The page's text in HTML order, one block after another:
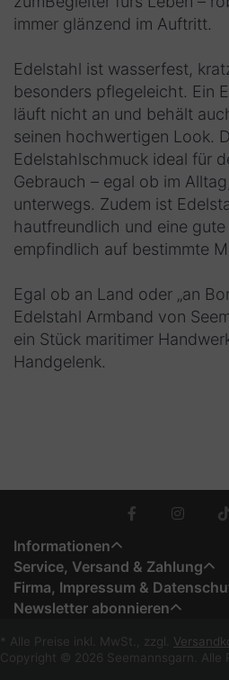
immer glänzend im Auftritt.
Edelstahl ist wasserfest,
besonders pflegeleicht. Ein
läuft nicht an und behält
seinen hochwertigen Look.
Edelstahlschmuck ideal für
Gebrauch – egal ob im
unterwegs. Zudem ist
hautfreundlich und eine
empfindlich auf bestimmte
Egal ob an Land oder „an
Edelstahl Armband von
ein Stück maritimer
Handgelenk.
Informationen
Service, Versand & Zahlung
Firma, Impressum &
Newsletter abonnieren
* Alle Preise inkl. MwSt., zzgl.
Copyright © 2026 Seemannsgarn. Alle